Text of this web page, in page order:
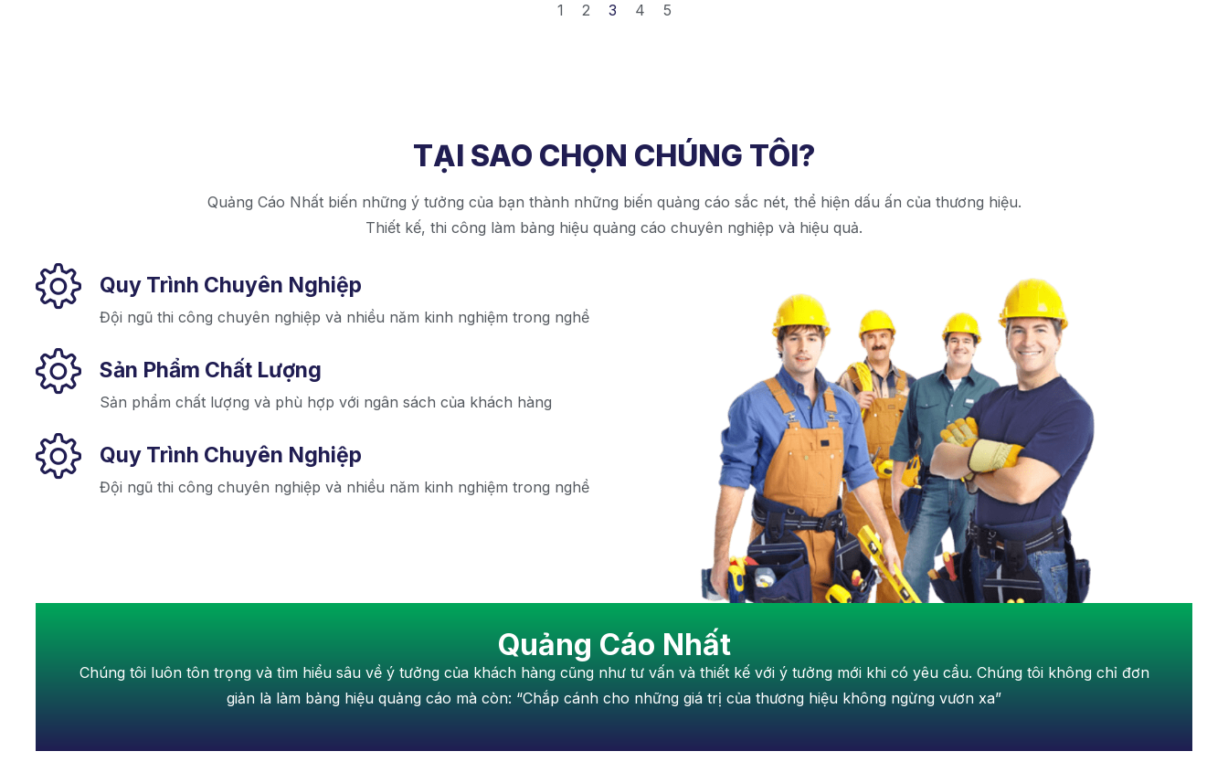
1 2 3 4 5
TẠI SAO CHỌN CHÚNG TÔI?
Quảng Cáo Nhất biến những ý tưởng của bạn thành những biến quảng cáo sắc nét, thể hiện dấu ấn của thương hiệu.
Thiết kế, thi công làm bảng hiệu quảng cáo chuyên nghiệp và hiệu quả.
Quy Trình Chuyên Nghiệp
Đội ngũ thi công chuyên nghiệp và nhiều năm kinh nghiệm trong nghề
Sản Phẩm Chất Lượng
Sản phẩm chất lượng và phù hợp với ngân sách của khách hàng
Quy Trình Chuyên Nghiệp
Đội ngũ thi công chuyên nghiệp và nhiều năm kinh nghiệm trong nghề
Quảng Cáo Nhất
Chúng tôi luôn tôn trọng và tìm hiểu sâu về ý tưởng của khách hàng cũng như tư vấn và thiết kế với ý tưởng mới khi có yêu cầu. Chúng tôi không chỉ đơn
giản là làm bảng hiệu quảng cáo mà còn: “Chắp cánh cho những giá trị của thương hiệu không ngừng vươn xa”